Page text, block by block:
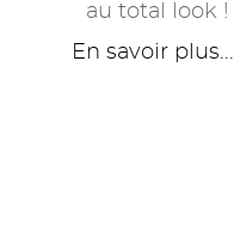
au total look !
En savoir plus...